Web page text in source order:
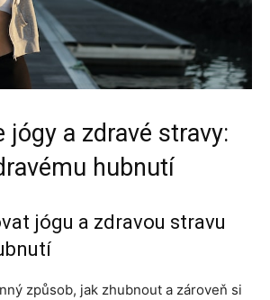
jógy a zdravé stravy:
hubnutí
jógu a zdravou stravu
způsob, jak zhubnout a zároveň si